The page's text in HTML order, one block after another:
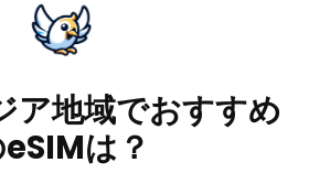
ア地域でおすすめ
は？